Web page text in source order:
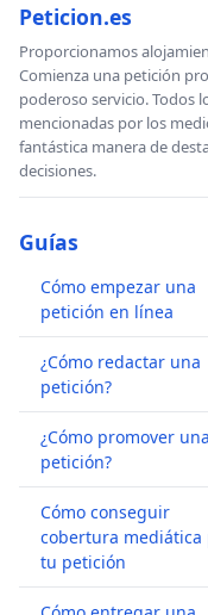
Peticion.es
Proporcionamos
Comienza una petición
poderoso servicio. Todos
mencionadas por los
fantástica manera de
decisiones.
Guías
Cómo empezar una
petición en línea
¿Cómo redactar una
petición?
¿Cómo promover una
petición?
Cómo conseguir
cobertura mediática
tu petición